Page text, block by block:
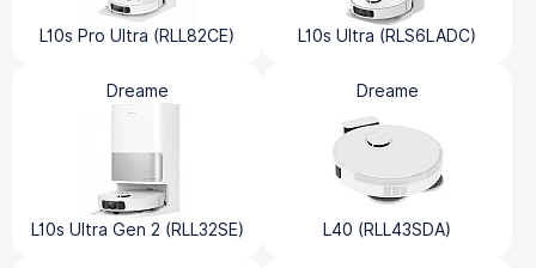
L10s Pro Ultra (RLL82CE) L10s Ultra (RLS6LADC)
Dreame
L10s Ultra Gen 2 (RLL32SE)
Dreame
L40 (RLL43SDA)